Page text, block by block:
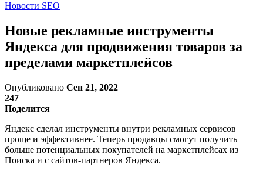
Новости SEO
Новые рекламные инструменты
Яндекса для продвижения товаров за
пределами маркетплейсов
Опубликовано Сен 21, 2022
247
Поделится
Яндекс сделал инструменты внутри рекламных сервисов
проще и эффективнее. Теперь продавцы смогут получить
больше потенциальных покупателей на маркетплейсах из
Поиска и с сайтов-партнеров Яндекса.